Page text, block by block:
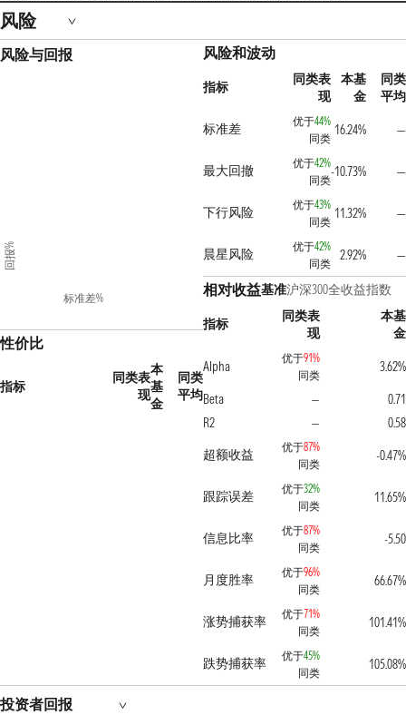
风险
风险与回报
标准差%
回报%
性价比
指标
同类表
现
本
基
金
同类
平均
风险和波动
指标
同类表
现
本基
金
同类
平均
标准差
优于44%
同类
16.24% —
最大回撤 优于42%
同类
-10.73% —
下行风险 优于43%
同类
11.32% —
晨星风险 优于42%
同类
2.92% —
相对收益基准沪深300全收益指数
指标
同类表
现
本基
金
Alpha
优于91%
同类
3.62%
Beta
—
0.71
R2
—
0.58
超额收益
优于87%
同类
-0.47%
跟踪误差 优于32%
同类
11.65%
信息比率 优于87%
同类
-5.50
月度胜率 优于96%
同类
66.67%
涨势捕获率 优于71%
同类
101.41%
跌势捕获率 优于45%
同类
105.08%
投资者回报